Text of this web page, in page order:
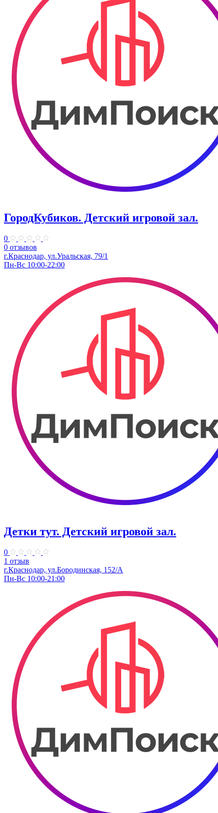
ГородКубиков. ​Детский игровой зал.
0
0 отзывов
г.Краснодар, ​ул.Уральская, 79/1
Пн-Вс 10:00-22:00
Детки тут. Детский игровой зал.
0
1 отзыв
г.Краснодар, ул.​Бородинская, 152/А
Пн-Вс 10:00-21:00